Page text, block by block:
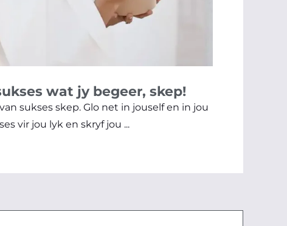
wat jy begeer, skep!
sukses skep. Glo net in jouself en in jou
vir jou lyk en skryf jou ...